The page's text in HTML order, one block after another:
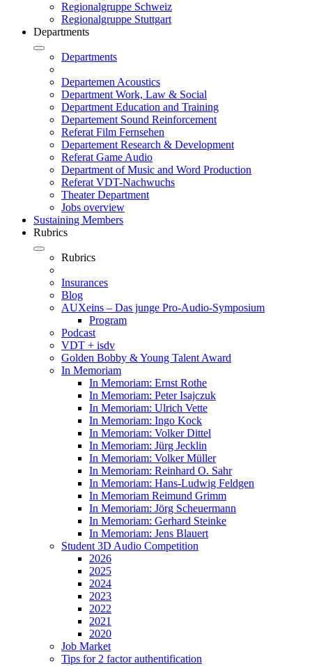
Regionalgruppe Schweiz
Regionalgruppe Stuttgart
Departments
Departments
Departemen Acoustics
Department Work, Law & Social
Department Education and Training
Departement Sound Reinforcement
Referat Film Fernsehen
Departement Research & Development
Referat Game Audio
Department of Music and Word Production
Referat VDT-Nachwuchs
Theater Department
Jobs overview
Sustaining Members
Rubrics
Rubrics
Insurances
Blog
AUXeins – Das junge Pro-Audio-Symposium
Program
Podcast
VDT + isdv
Golden Bobby & Young Talent Award
In Memoriam
In Memoriam: Ernst Rothe
In Memoriam: Peter Isajczuk
In Memoriam: Ulrich Vette
In Memoriam: Ingo Kock
In Memoriam: Volker Dittel
In Memoriam: Jürg Jecklin
In Memoriam: Volker Müller
In Memoriam: Reinhard O. Sahr
In Memoriam: Hans-Ludwig Feldgen
In Memoriam Reimund Grimm
In Memoriam: Jörg Scheuermann
In Memoriam: Gerhard Steinke
In Memoriam: Jens Blauert
Student 3D Audio Competition
2026
2025
2024
2023
2022
2021
2020
Job Market
Tips for 2 factor authentification